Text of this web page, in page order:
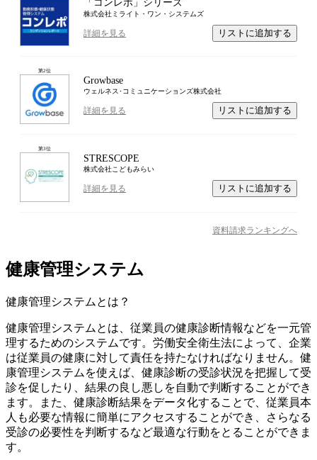
「コンレポ」シリーズ
株式会社ミライト・ワン・システムズ
詳細を見る リストに追加する
第2位
Growbase
ウェルネス･コミュニケーションズ株式会社
詳細を見る リストに追加する
第3位
STRESCOPE
株式会社こどもみらい
詳細を見る リストに追加する
資料請求ランキングへ
健康管理システム
健康管理システム とは？
健康管理システムとは、従業員の健康診断情報などを一元管
理するためのシステムです。労働安全衛生法によって、企業
は従業員の健康に対して責任を持たなければなりません。健
康管理システムを使えば、健康診断の受診状況を把握して受
診を促したり、結果の良し悪しを自動で判断することができ
ます。また、健康診断結果をデータ化することで、従業員本
人も必要な情報に簡単にアクセスすることができ、さらなる
受診の必要性を判断するなど最適な行動をとることができま
す。